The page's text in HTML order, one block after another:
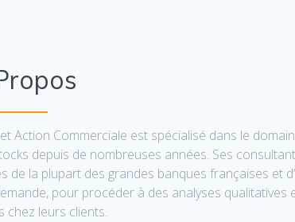
Action Commerciale est spécialisé dans le
depuis de nombreuses années. Ses
de la plupart des grandes banques françaises et
pour procéder à des analyses qualitatives
chez leurs clients.